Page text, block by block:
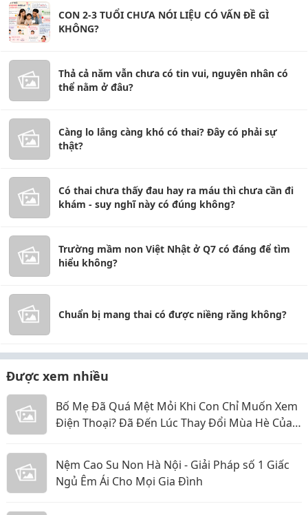
CON 2-3 TUỔI CHƯA NÓI LIỆU CÓ VẤN ĐỀ GÌ
KHÔNG?
Thả cả năm vẫn chưa có tin vui, nguyên nhân có
thể nằm ở đâu?
Càng lo lắng càng khó có thai? Đây có phải sự
thật?
Có thai chưa thấy đau hay ra máu thì chưa cần đi
khám - suy nghĩ này có đúng không?
Trường mầm non Việt Nhật ở Q7 có đáng để tìm
hiểu không?
Chuẩn bị mang thai có được niềng răng không?
Được xem nhiều
Bố Mẹ Đã Quá Mệt Mỏi Khi Con Chỉ Muốn Xem
Điện Thoại? Đã Đến Lúc Thay Đổi Mùa Hè Của
Nệm Cao Su Non Hà Nội - Giải Pháp số 1 Giấc
Ngủ Êm Ái Cho Mọi Gia Đình